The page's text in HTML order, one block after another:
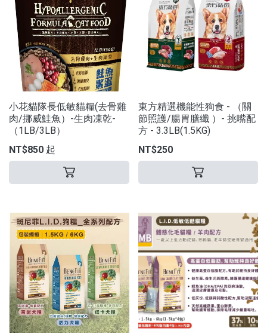
小花貓隊長低敏貓糧(去骨雞
肉/挪威鮭魚）-生肉凍乾-
（1LB/3LB）
NT$850 起
東方精選機能性狗食 - （關
節照護/腸胃膳纖 ）- 挑嘴配
方 - 3.3LB(1.5KG)
NT$250